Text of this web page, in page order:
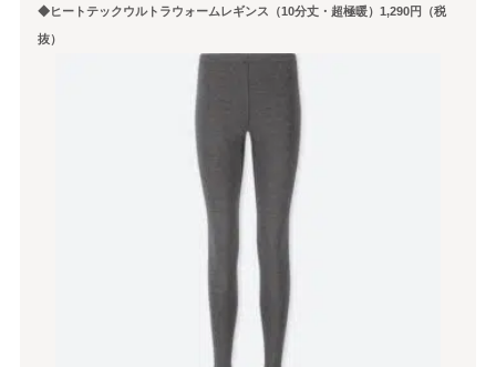
◆ヒートテックウルトラウォームレギンス（10分丈・超極暖）1,290円（税
抜）